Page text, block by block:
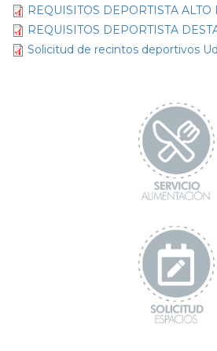
REQUISITOS DEPORTISTA
REQUISITOS DEPORTISTA
Solicitud de recintos deportivos